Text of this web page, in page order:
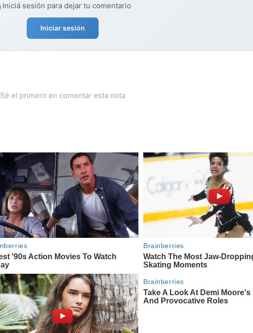
Iniciá sesión para dejar tu comentario
Iniciar sesión
Sé el primero en comentar esta nota